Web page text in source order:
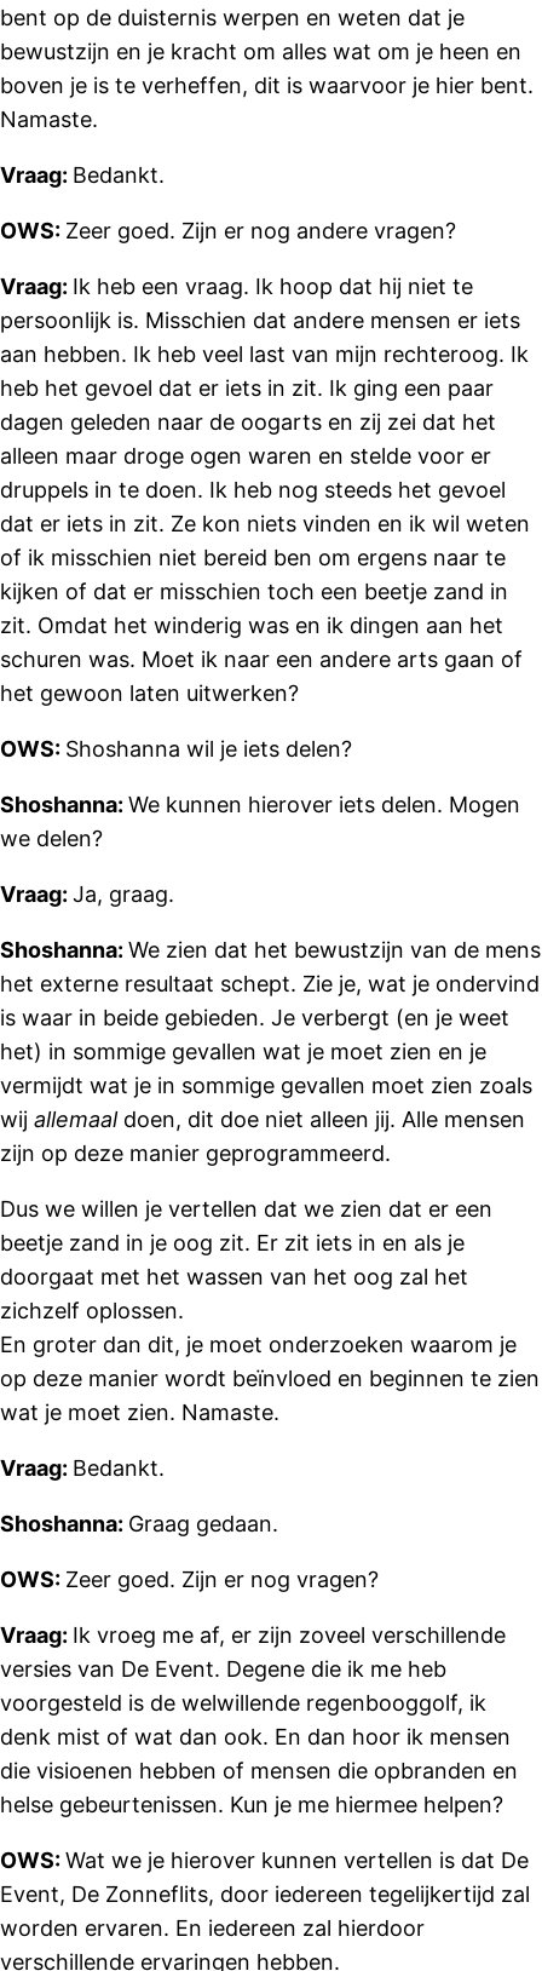
bent op de duisternis werpen en weten dat je
bewustzijn en je kracht om alles wat om je heen en
boven je is te verheffen, dit is waarvoor je hier bent.
Namaste.
Vraag: Bedankt.
OWS: Zeer goed. Zijn er nog andere vragen?
Vraag: Ik heb een vraag. Ik hoop dat hij niet te
persoonlijk is. Misschien dat andere mensen er iets
aan hebben. Ik heb veel last van mijn rechteroog. Ik
heb het gevoel dat er iets in zit. Ik ging een paar
dagen geleden naar de oogarts en zij zei dat het
alleen maar droge ogen waren en stelde voor er
druppels in te doen. Ik heb nog steeds het gevoel
dat er iets in zit. Ze kon niets vinden en ik wil weten
of ik misschien niet bereid ben om ergens naar te
kijken of dat er misschien toch een beetje zand in
zit. Omdat het winderig was en ik dingen aan het
schuren was. Moet ik naar een andere arts gaan of
het gewoon laten uitwerken?
OWS: Shoshanna wil je iets delen?
Shoshanna: We kunnen hierover iets delen. Mogen
we delen?
Vraag: Ja, graag.
Shoshanna: We zien dat het bewustzijn van de mens
het externe resultaat schept. Zie je, wat je ondervind
is waar in beide gebieden. Je verbergt (en je weet
het) in sommige gevallen wat je moet zien en je
vermijdt wat je in sommige gevallen moet zien zoals
wij allemaal doen, dit doe niet alleen jij. Alle mensen
zijn op deze manier geprogrammeerd.
Dus we willen je vertellen dat we zien dat er een
beetje zand in je oog zit. Er zit iets in en als je
doorgaat met het wassen van het oog zal het
zichzelf oplossen.
En groter dan dit, je moet onderzoeken waarom je
op deze manier wordt beïnvloed en beginnen te zien
wat je moet zien. Namaste.
Vraag: Bedankt.
Shoshanna: Graag gedaan.
OWS: Zeer goed. Zijn er nog vragen?
Vraag: Ik vroeg me af, er zijn zoveel verschillende
versies van De Event. Degene die ik me heb
voorgesteld is de welwillende regenbooggolf, ik
denk mist of wat dan ook. En dan hoor ik mensen
die visioenen hebben of mensen die opbranden en
helse gebeurtenissen. Kun je me hiermee helpen?
OWS:Wat we je hierover kunnen vertellen is dat De
Event, De Zonneflits, door iedereen tegelijkertijd zal
worden ervaren. En iedereen zal hierdoor
verschillende ervaringen hebben.